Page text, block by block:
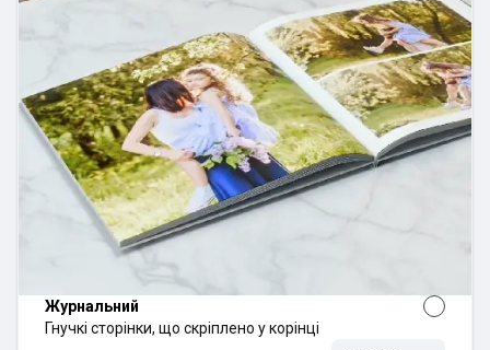
Журнальний
Гнучкі сторінки, що скріплено у корінці